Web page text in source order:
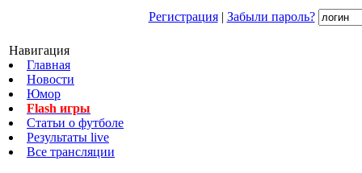
Регистрация| Забыли пароль?
Навигация
Главная
Новости
Юмор
Flash игры
Статьи о футболе
Результаты live
Все трансляции